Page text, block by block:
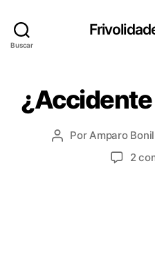
Buscar
Categorías
Autor
PorAmparo
2